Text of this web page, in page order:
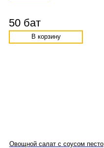
50 бат
В корзину
Овощной салат с соусом песто